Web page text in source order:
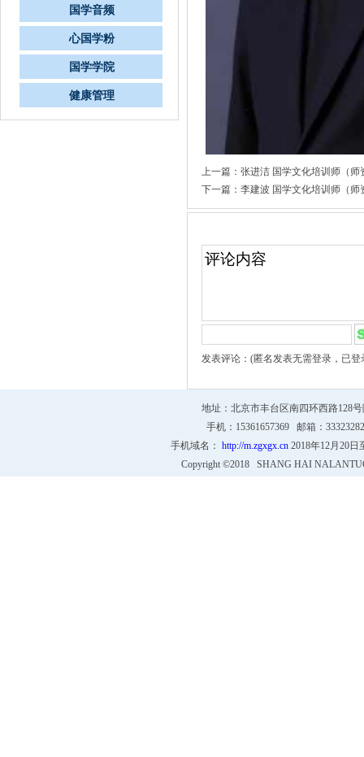
国学音频
心国学粉
国学学院
健康管理
上一篇： 张进洁 国学文化培训师（师
下一篇： 李建波 国学文化培训师（师
发表评论：(匿名发表无需登录，已
地址：北京市丰台区南四环西路128
手机：15361657369 邮箱：
手机域名： http://m.zgxgx.cn 2018年12月20
Copyright ©2018 SHANG HAI